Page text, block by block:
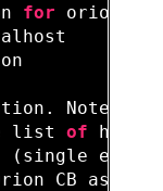
for orion-
Note
list of host (
(single
CB assumes